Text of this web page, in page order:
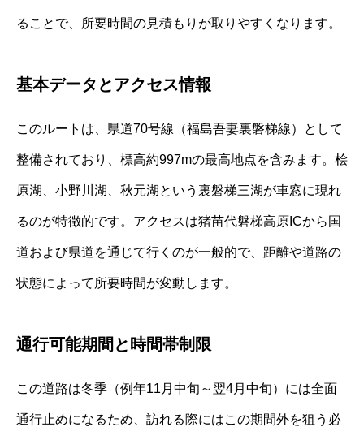
ることで、所要時間の見積もりが取りやすくなります。
基本データとアクセス情報
このルートは、県道70号線（福島吾妻裏磐梯線）として
整備されており、標高約997mの最高地点を含みます。桧
原湖、小野川湖、秋元湖という裏磐梯三湖が車窓に現れ
るのが特徴的です。アクセスは猪苗代磐梯高原ICから国
道および県道を通じて行くのが一般的で、距離や道路の
状態によって所要時間が変動します。
通行可能期間と時間帯制限
この道路は冬季（例年11月中旬～翌4月中旬）には全面
通行止めになるため、訪れる際にはこの期間外を狙う必